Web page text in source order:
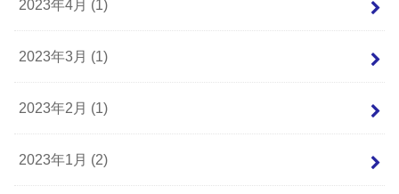
2023年4月 (1)
2023年3月 (1)
2023年2月 (1)
2023年1月 (2)